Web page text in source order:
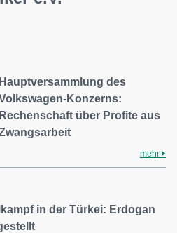
Hauptversammlung des
Konzerns:
Rechenschaft über Profite aus
mehr
in der Türkei: Erdogan